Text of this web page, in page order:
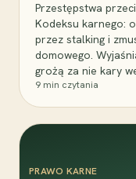
Przestępstwa
Kodeksu karnego:
przez stalking i
domowego.
grożą za nie kary
9 min czytania
PRAWO KARNE